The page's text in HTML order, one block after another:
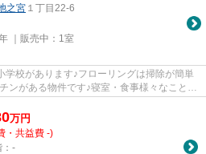
之宮 １丁目22-6
｜販売中： 1室
校があります♪フローリングは掃除が簡単
ンがある物件です♪寝室・食事様々なことに
万円
・共益費 -)
：-